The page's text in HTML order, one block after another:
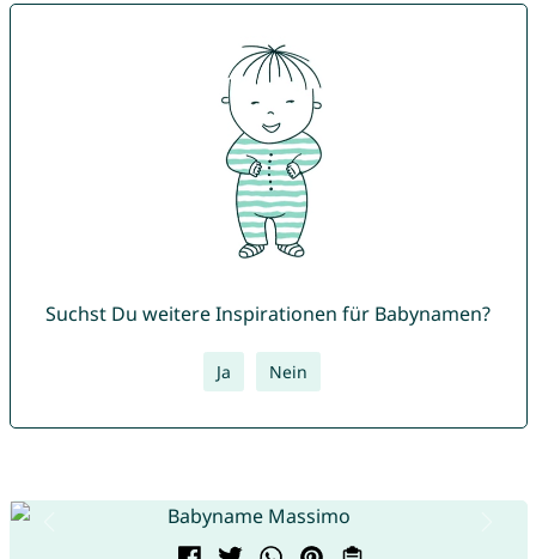
Suchst Du weitere Inspirationen für Babynamen?
Ja Nein